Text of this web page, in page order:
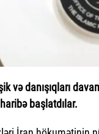
və danışıqları
başlatdılar.